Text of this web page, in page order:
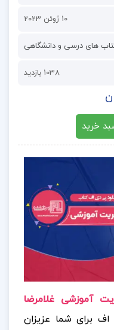
10 ژوئن 2023
های درسی و دانشگاهی
1038 بازدید
خرید
آموزشی غلامرضا
برای شما عزیزان